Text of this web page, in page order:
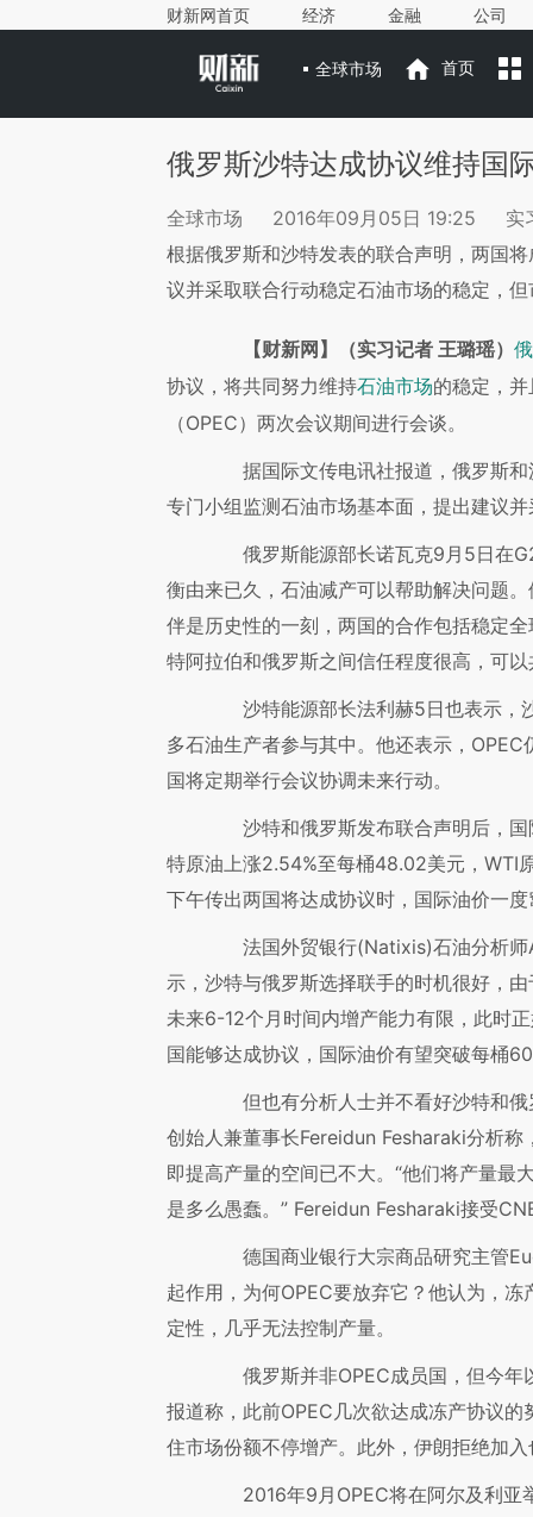
财新网首页 经济 金融 公司
全球市场 首页
俄罗斯沙特达成协议维持国
全球市场 2016年09月05日 19:25
实
根据俄罗斯和沙特发表的联合声明，两国
议并采取联合行动稳定石油市场的稳定，
【财新网】（实习记者 王璐瑶）
协议，将共同努力维持石油市场的稳定，
（OPEC）两次会议期间进行会谈。
据国际文传电讯社报道，俄罗斯和
专门小组监测石油市场基本面，提出建议
俄罗斯能源部长诺瓦克9月5日在
衡由来已久，石油减产可以帮助解决问题
伴是历史性的一刻，两国的合作包括稳定
特阿拉伯和俄罗斯之间信任程度很高，可
沙特能源部长法利赫5日也表示，
多石油生产者参与其中。他还表示，
国将定期举行会议协调未来行动。
沙特和俄罗斯发布联合声明后，国
特原油上涨2.54%至每桶48.02美元，WTI
下午传出两国将达成协议时，国际油价一
法国外贸银行(Natixis)石油分析师
示，沙特与俄罗斯选择联手的时机很好，
未来6-12个月时间内增产能力有限，此时
国能够达成协议，国际油价有望突破每桶
但也有分析人士并不看好沙特和俄
创始人兼董事长Fereidun Fesharaki分析
即提高产量的空间已不大。“他们将产量最
是多么愚蠢。” Fereidun Fesharaki接受
德国商业银行大宗商品研究主管
起作用，为何OPEC要放弃它？他认为，
定性，几乎无法控制产量。
俄罗斯并非OPEC成员国，但今年
报道称，此前OPEC几次欲达成冻产协议
住市场份额不停增产。此外，伊朗拒绝加
2016年9月OPEC将在阿尔及利亚